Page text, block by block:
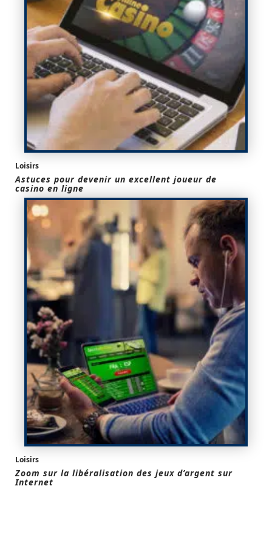
Loisirs
Astuces pour devenir un excellent joueur de
casino en ligne
Loisirs
Zoom sur la libéralisation des jeux d’argent sur
Internet